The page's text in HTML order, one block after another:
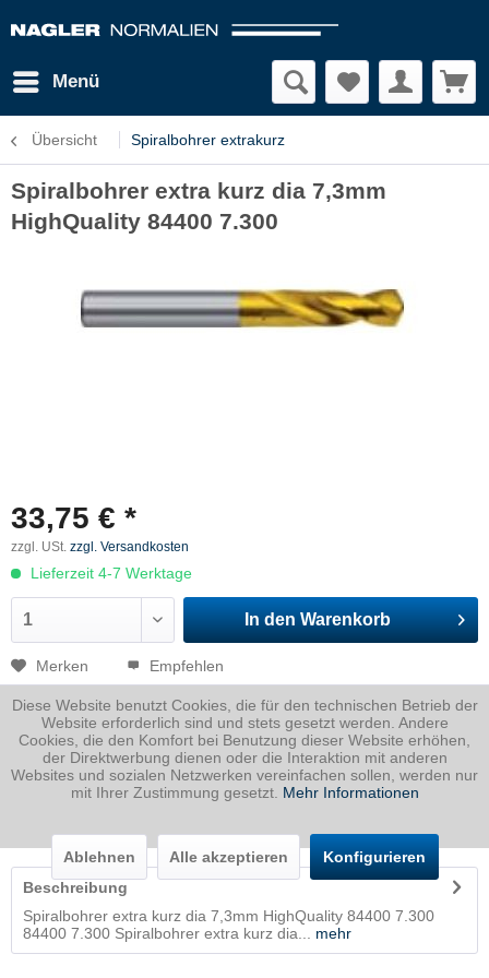
Menü
Übersicht Spiralbohrer extrakurz
Spiralbohrer extra kurz dia 7,3mm
HighQuality 84400 7.300
33,75 € *
zzgl. USt. zzgl. Versandkosten
Lieferzeit 4-7 Werktage
In den Warenkorb
Merken Empfehlen
Artikel-Nr.: NN380.100850
Dicke
0 mm
Breite
7.3 mm
0 mm
Gewicht 0.1Kg
Beschreibung
Spiralbohrer extra kurz dia 7,3mm HighQuality 84400 7.300
84400 7.300 Spiralbohrer extra kurz dia...
mehr
Diese Website benutzt Cookies, die für den technischen Betrieb der
Website erforderlich sind und stets gesetzt werden. Andere
Cookies, die den Komfort bei Benutzung dieser Website erhöhen,
der Direktwerbung dienen oder die Interaktion mit anderen
Websites und sozialen Netzwerken vereinfachen sollen, werden nur
mit Ihrer Zustimmung gesetzt. Mehr Informationen
Ablehnen Alle akzeptieren Konfigurieren